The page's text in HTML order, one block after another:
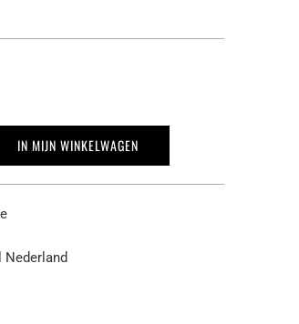
IN MIJN WINKELWAGEN
Nederland